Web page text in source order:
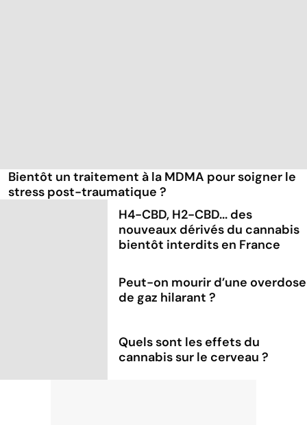
Bientôt un traitement à la MDMA pour soigner le
stress post-traumatique ?
H4-CBD, H2-CBD... des
nouveaux dérivés du cannabis
bientôt interdits en France
Peut-on mourir d’une overdose
de gaz hilarant ?
Quels sont les effets du
cannabis sur le cerveau ?